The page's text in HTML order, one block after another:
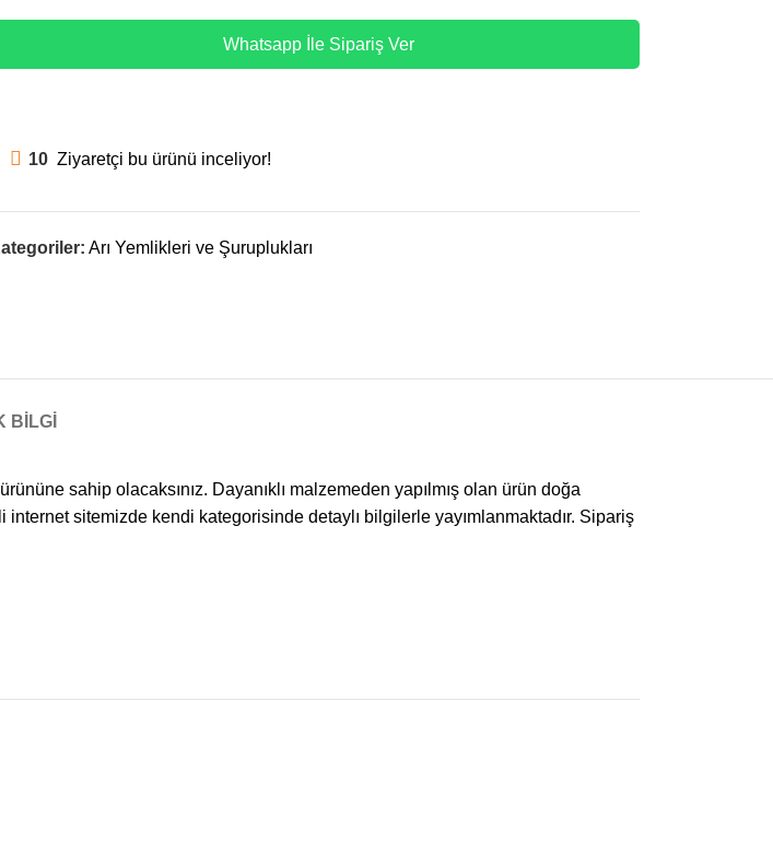
Whatsapp İle Sipariş Ver
10 Ziyaretçi bu ürünü inceliyor!
Arı Yemlikleri ve Şuruplukları
BILGI
sahip olacaksınız. Dayanıklı malzemeden yapılmış olan ürün doğa
sitemizde kendi kategorisinde detaylı bilgilerle yayımlanmaktadır. Sipariş